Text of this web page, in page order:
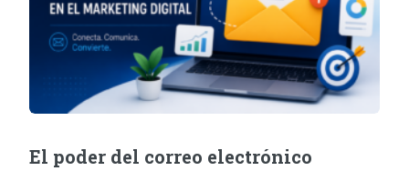
El poder del correo electrónico